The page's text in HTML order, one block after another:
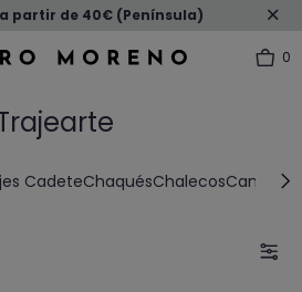
partir de 40€ (Península)
0
CadeteChaquésChalecosCamisas